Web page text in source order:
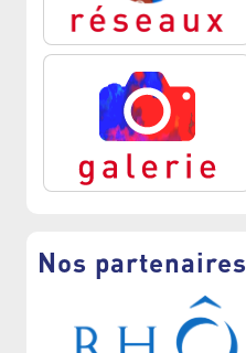
Nos partenaires